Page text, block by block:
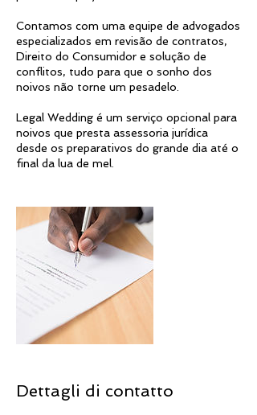
Contamos com uma equipe de advogados
especializados em revisão de contratos,
Direito do Consumidor e solução de
conflitos, tudo para que o sonho dos
noivos não torne um pesadelo.
Legal Wedding é um serviço opcional para
noivos que presta assessoria jurídica
desde os preparativos do grande dia até o
Dettagli di contatto